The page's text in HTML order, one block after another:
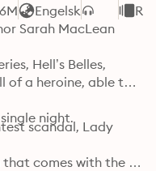
Engelsk
Sarah MacLean
Hell’s Belles,
of a heroine, able to
night.
scandal, Lady
comes with the